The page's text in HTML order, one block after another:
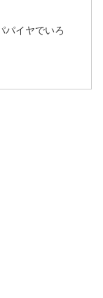
パイヤでいろ